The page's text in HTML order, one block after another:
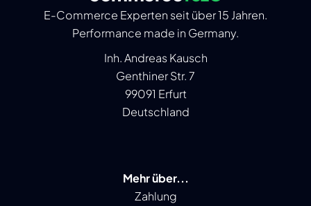
E-Commerce Experten seit über 15 Jahren.
Performance made in Germany.
Inh. Andreas Kausch
Genthiner Str. 7
99091 Erfurt
Deutschland
Mehr über...
Zahlung